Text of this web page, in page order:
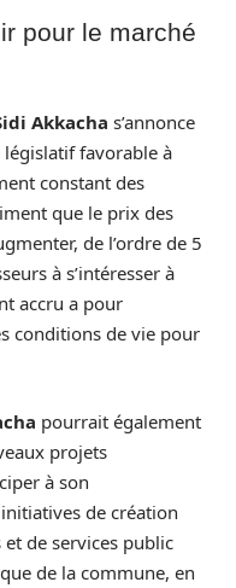
pour le marché
Akkacha s’annonce
favorable à
constant des
que le prix des
de l’ordre de 5
à s’intéresser à
accru a pour
conditions de vie pour
pourrait également
projets
à son
de création
et de services public
de la commune, en